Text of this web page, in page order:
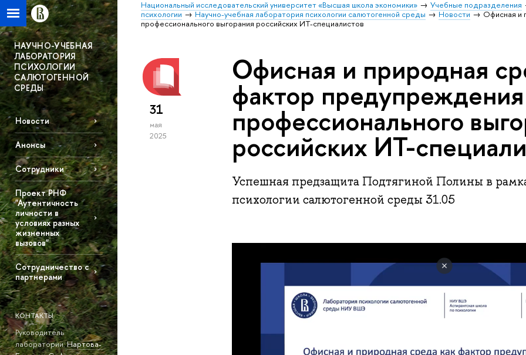
Национальный исследовательский университет «Высшая школа экономики» Учебные подразделения
психологии
Научно-учебная лаборатория психологии салютогенной среды Новости
Офисная и
профессионального выгорания российских ИТ-специалистов
НАУЧНО-УЧЕБНАЯ
ЛАБОРАТОРИЯ
ПСИХОЛОГИИ
САЛЮТОГЕННОЙ
СРЕДЫ
Новости
Анонсы
Сотрудники
Проект РНФ
"Аутентичность
личности в
условиях разных
жизненных
вызовов"
Сотрудничество с
партнерами
КОНТАКТЫ
Руководитель
лаборатории:Нартова-
31
мая
2025
Офисная и природная
фактор предупреждения
профессионального
российских ИТ-
Успешная предзащита Подтягиной Полины в
психологии салютогенной среды 31.05